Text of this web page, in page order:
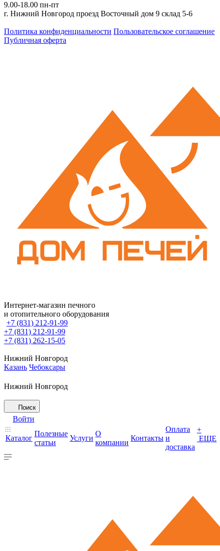
9.00-18.00 пн-пт
г. Нижний Новгород проезд Восточный дом 9 склад 5-6
Политика конфиденциальности Пользовательское соглашение
Публичная оферта
Интернет-магазин печного
и отопительного оборудования
+7 (831) 212-91-99
+7 (831) 212-91-99
+7 (831) 262-15-05
Нижний Новгород
Казань Чебоксары
Нижний Новгород
Поиск
Войти
Каталог
Полезные
статьи
Услуги
О
компании
Контакты
Оплата
и
доставка
+
ЕЩЕ